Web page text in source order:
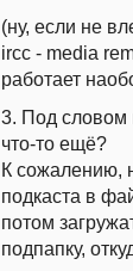
(ну, если не
ircc - media
работает
3. Под словом
что-то ещё?
К сожалению,
подкаста в
потом
подпапку,